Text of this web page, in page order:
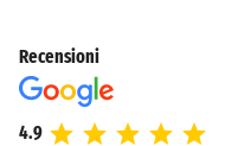
Recensioni
4.9